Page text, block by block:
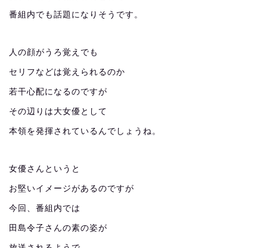
番組内でも話題になりそうです。
人の顔がうろ覚えでも
セリフなどは覚えられるのか
若干心配になるのですが
その辺りは大女優として
本領を発揮されているんでしょうね。
女優さんというと
お堅いイメージがあるのですが
今回、番組内では
田島令子さんの素の姿が